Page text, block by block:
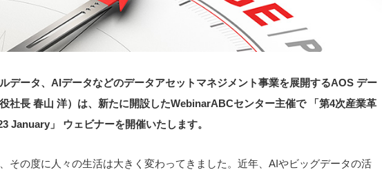
データ、AIデータなどのデータアセットマネジメント事業を展開するAOS デー
社⻑ 春⼭ 洋）は、新たに開設したWebinarABCセンター主催で 「第4次産業革
January」 ウェビナーを開催いたします。
その度に人々の生活は大きく変わってきました。近年、AIやビッグデータの活